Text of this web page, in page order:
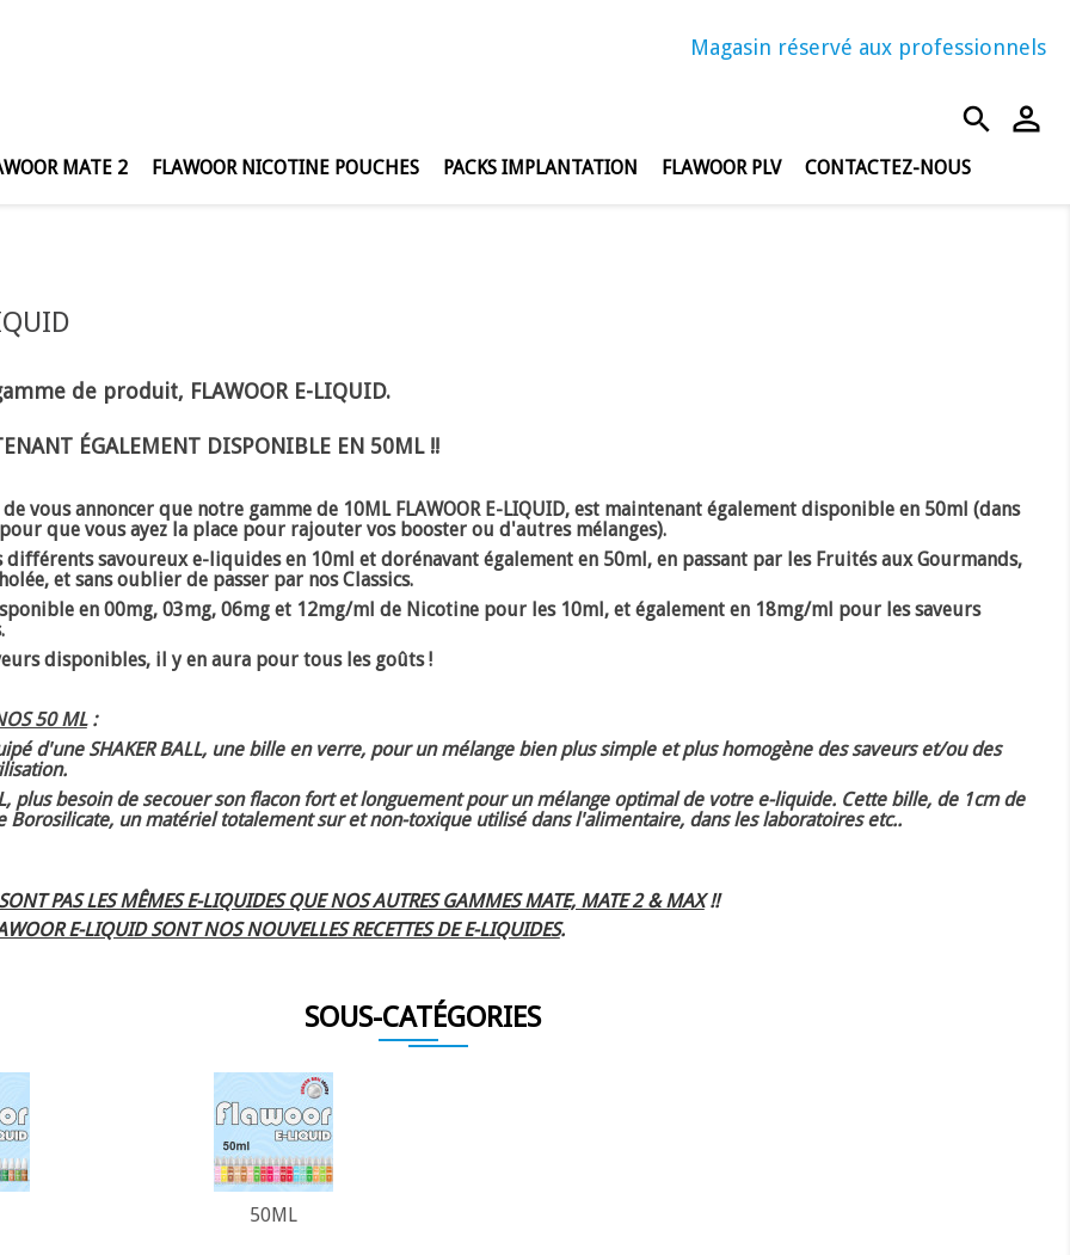
Magasin réservé aux professionnels
person_outline
search
MATE 2 FLAWOOR NICOTINE POUCHES PACKS IMPLANTATION FLAWOOR PLV CONTACTEZ-NOUS
de produit, FLAWOOR E-LIQUID.
ÉGALEMENT DISPONIBLE EN 50ML !!
vous annoncer que notre gamme de 10ML FLAWOOR E-LIQUID, est maintenant également disponible en 50ml (dans
que vous ayez la place pour rajouter vos booster ou d'autres mélanges).
différents savoureux e-liquides en 10ml et dorénavant également en 50ml, en passant par les Fruités aux Gourmands,
et sans oublier de passer par nos Classics.
en 00mg, 03mg, 06mg et 12mg/ml de Nicotine pour les 10ml, et également en 18mg/ml pour les saveurs
disponibles, il y en aura pour tous les goûts !
50 ML:
d'une SHAKER BALL, une bille en verre, pour un mélange bien plus simple et plus homogènedes saveurs et/ou des
plus besoin de secouer son flacon fort et longuement pour un mélange optimal de votre e-liquide. Cette bille, de 1cm de
Borosilicate, un matériel totalement sur et non-toxique utilisé dans l'alimentaire, dans les laboratoires etc..
PAS LES MÊMES E-LIQUIDES QUE NOS AUTRES GAMMES MATE, MATE 2 & MAX!!
E-LIQUID SONT NOS NOUVELLES RECETTES DE E-LIQUIDES.
SOUS-CATÉGORIES
50ML